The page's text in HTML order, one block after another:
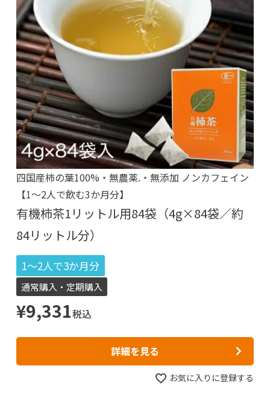
四国産柿の葉100%・無農薬.・無添加 ノンカフェイン
【1～2人で飲む3か月分】
有機柿茶1リットル用84袋（4g×84袋／約
84リットル分）
1～2人で3か月分
通常購入・定期購入
¥9,331税込
詳細を見る
お気に入りに登録する